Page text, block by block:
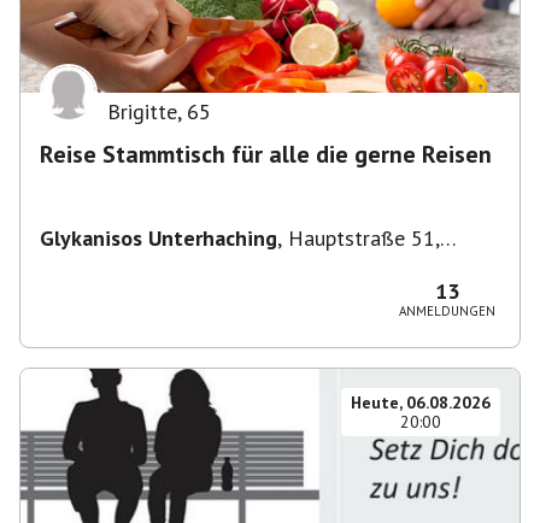
Brigitte, 65
Reise Stammtisch für alle die gerne Reisen
Glykanisos Unterhaching, Hauptstraße 51,
13
ANMELDUNGEN
Heute, 06.08.2026
20:00